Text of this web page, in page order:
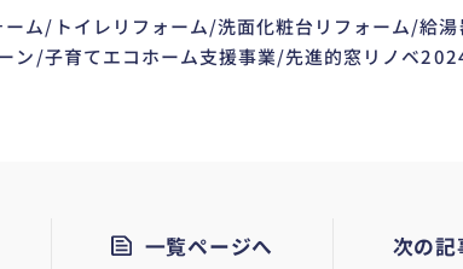
ム/トイレリフォーム/洗面化粧台リフォーム/給
ン/子育てエコホーム支援事業/先進的窓リノベ
一覧ページへ 次の記